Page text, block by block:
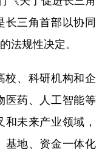
长三角首部以协同
法规性决定。
、科研机构和企
医药、人工智能等
未来产业领域，
基地、资金一体化